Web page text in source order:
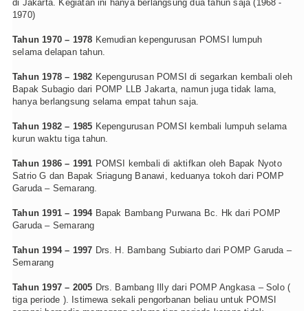
di Jakarta. Kegiatan ini hanya berlangsung dua tahun saja (1968 -
1970)
Tahun 1970 – 1978 Kemudian kepengurusan POMSI lumpuh
selama delapan tahun.
Tahun 1978 – 1982 Kepengurusan POMSI di segarkan kembali oleh
Bapak Subagio dari POMP LLB Jakarta, namun juga tidak lama,
hanya berlangsung selama empat tahun saja.
Tahun 1982 – 1985 Kepengurusan POMSI kembali lumpuh selama
kurun waktu tiga tahun.
Tahun 1986 – 1991 POMSI kembali di aktifkan oleh Bapak Nyoto
Satrio G dan Bapak Sriagung Banawi, keduanya tokoh dari POMP
Garuda – Semarang.
Tahun 1991 – 1994Bapak Bambang Purwana Bc. Hk dari POMP
Garuda – Semarang
Tahun 1994 – 1997 Drs. H. Bambang Subiarto dari POMP Garuda –
Semarang
Tahun 1997 – 2005 Drs. Bambang Illy dari POMP Angkasa – Solo (
tiga periode ). Istimewa sekali pengorbanan beliau untuk POMSI